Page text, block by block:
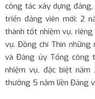
công tác xây dựng
triển đảng viên mới; 2
thành tốt nhiệm vụ, riêng
vụ. Đồng chí Thìn
và Đảng ủy Tổng công
nhiệm vụ, đặc biệt
thưởng 5 năm liền Đảng